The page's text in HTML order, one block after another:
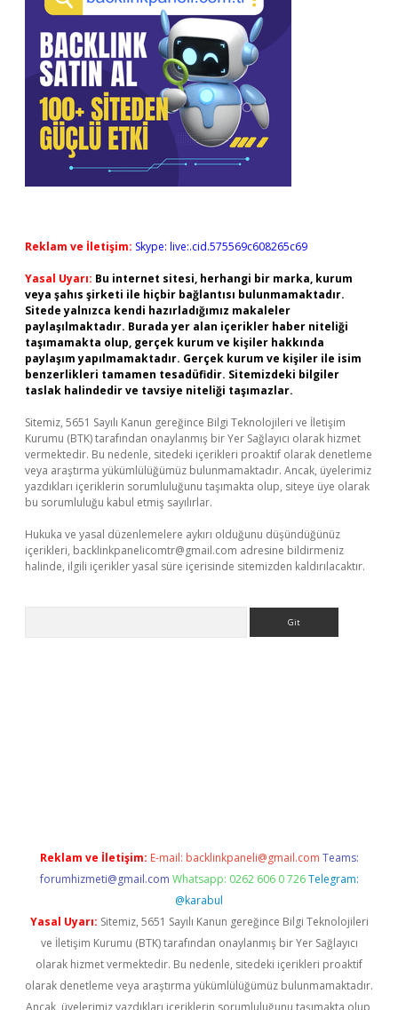
Reklam ve İletişim: Skype: live:.cid.575569c608265c69
Yasal Uyarı: Bu internet sitesi, herhangi bir marka, kurum
veya şahıs şirketi ile hiçbir bağlantısı bulunmamaktadır.
Sitede yalnızca kendi hazırladığımız makaleler
paylaşılmaktadır. Burada yer alan içerikler haber niteliği
taşımamakta olup, gerçek kurum ve kişiler hakkında
paylaşım yapılmamaktadır. Gerçek kurum ve kişiler ile isim
benzerlikleri tamamen tesadüfidir. Sitemizdeki bilgiler
taslak halindedir ve tavsiye niteliği taşımazlar.
Sitemiz, 5651 Sayılı Kanun gereğince Bilgi Teknolojileri ve İletişim
Kurumu (BTK) tarafından onaylanmış bir Yer Sağlayıcı olarak hizmet
vermektedir. Bu nedenle, sitedeki içerikleri proaktif olarak denetleme
veya araştırma yükümlülüğümüz bulunmamaktadır. Ancak, üyelerimiz
yazdıkları içeriklerin sorumluluğunu taşımakta olup, siteye üye olarak
bu sorumluluğu kabul etmiş sayılırlar.
Hukuka ve yasal düzenlemelere aykırı olduğunu düşündüğünüz
içerikleri, backlinkpanelicomtr@gmail.com adresine bildirmeniz
halinde, ilgili içerikler yasal süre içerisinde sitemizden kaldırılacaktır.
Reklam ve İletişim: E-mail: backlinkpaneli@gmail.com Teams:
forumhizmeti@gmail.com Whatsapp: 0262 606 0 726 Telegram:
@karabul
Yasal Uyarı: Sitemiz, 5651 Sayılı Kanun gereğince Bilgi Teknolojileri
ve İletişim Kurumu (BTK) tarafından onaylanmış bir Yer Sağlayıcı
olarak hizmet vermektedir. Bu nedenle, sitedeki içerikleri proaktif
olarak denetleme veya araştırma yükümlülüğümüz bulunmamaktadır.
Ancak, üyelerimiz yazdıkları içeriklerin sorumluluğunu taşımakta olup,